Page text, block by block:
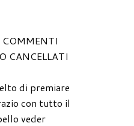
CANCELLATI
di premiare
con tutto il
veder